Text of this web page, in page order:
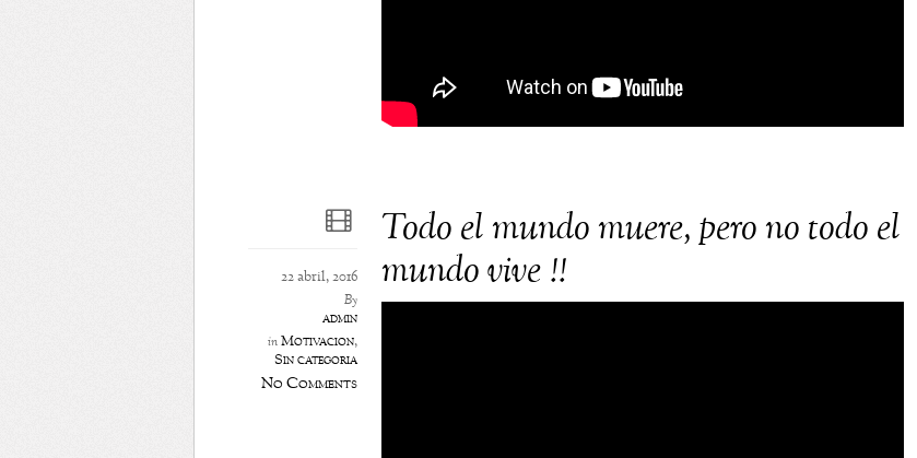
Todo el mundo muere, pero no todo el
mundo vive !!
22 abril, 2016
By
admin
inMotivación,
Sin categoría
No Comments